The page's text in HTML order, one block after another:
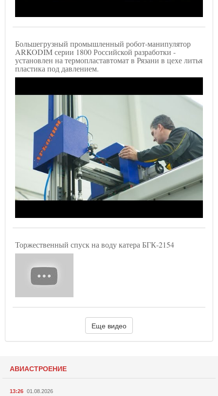
Большегрузный промышленный робот-манипулятор
ARKODIM серии 1800 Российской разработки -
установлен на термопластавтомат в Рязани в цехе литья
пластика под давлением.
Торжественный спуск на воду катера БГК-2154
Еще видео
АВИАСТРОЕНИЕ
13:26 01.08.2026